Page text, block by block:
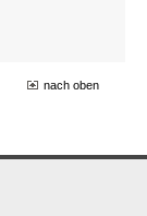
nach oben